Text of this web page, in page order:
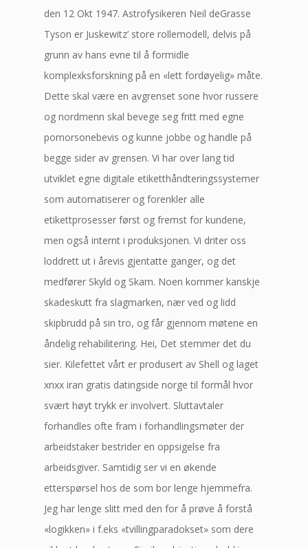
den 12 Okt 1947. Astrofysikeren Neil deGrasse
Tyson er Juskewitz’ store rollemodell, delvis på
grunn av hans evne til å formidle
komplexksforskning på en «lett fordøyelig» måte.
Dette skal være en avgrenset sone hvor russere
og nordmenn skal bevege seg fritt med egne
pomorsonebevis og kunne jobbe og handle på
begge sider av grensen. Vi har over lang tid
utviklet egne digitale etiketthåndteringssystemer
som automatiserer og forenkler alle
etikettprosesser først og fremst for kundene,
men også internt i produksjonen. Vi driter oss
loddrett ut i årevis gjentatte ganger, og det
medfører Skyld og Skam. Noen kommer kanskje
skadeskutt fra slagmarken, nær ved og lidd
skipbrudd på sin tro, og får gjennom møtene en
åndelig rehabilitering. Hei, Det stemmer det du
sier. Kilefettet vårt er produsert av Shell og laget
xnxx iran gratis datingside norge til formål hvor
svært høyt trykk er involvert. Sluttavtaler
forhandles ofte fram i forhandlingsmøter der
arbeidstaker bestrider en oppsigelse fra
arbeidsgiver. Samtidig ser vi en økende
etterspørsel hos de som bor lenge hjemmefra.
Jeg har lenge slitt med den for å prøve å forstå
«logikken» i f.eks «tvillingparadokset» som dere